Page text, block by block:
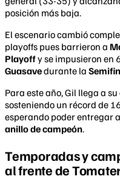
posición más baja.
El escenario cambió
playoffs pues barrieron a
Playoffy se impusieron en
Guasavedurante la
Para este año, Gil llega a su
sosteniendo un récord de
esperando poder entregar
anillo de campeón.
Temporadas y
al frente de